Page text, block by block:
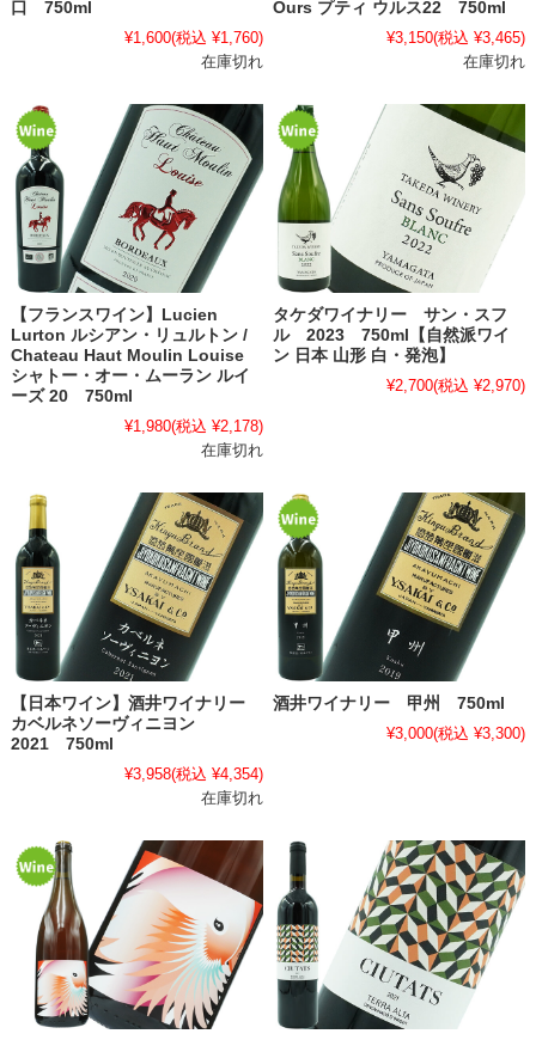
口 750ml
¥1,600(税込 ¥1,760)
在庫切れ
Ours プティ ウルス22 750ml
¥3,150(税込 ¥3,465)
在庫切れ
【フランスワイン】Lucien
Lurton ルシアン・リュルトン /
Chateau Haut Moulin Louise
シャトー・オー・ムーラン ルイ
ーズ 20 750ml
¥1,980(税込 ¥2,178)
在庫切れ
タケダワイナリー サン・スフ
ル 2023 750ml【自然派ワイ
ン 日本 山形 白・発泡】
¥2,700(税込 ¥2,970)
【日本ワイン】酒井ワイナリー
カベルネソーヴィニヨン
2021 750ml
¥3,958(税込 ¥4,354)
在庫切れ
酒井ワイナリー 甲州 750ml
¥3,000(税込 ¥3,300)